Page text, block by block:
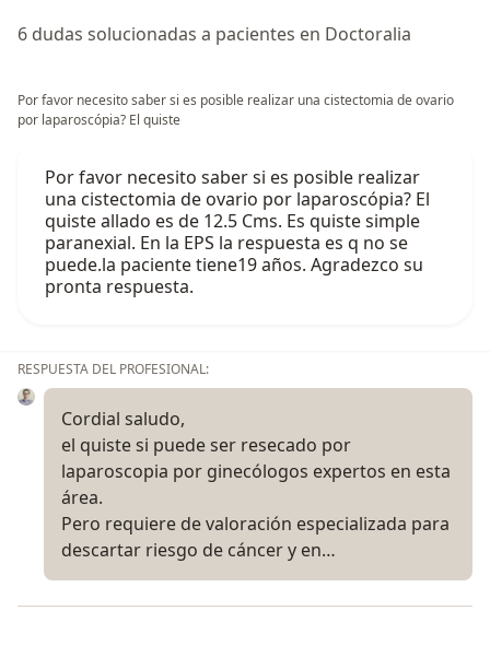
6 dudas solucionadas a pacientes en Doctoralia
Por favor necesito saber si es posible realizar una cistectomia de ovario
por laparoscópia? El quiste
Por favor necesito saber si es posible realizar
una cistectomia de ovario por laparoscópia? El
quiste allado es de 12.5 Cms. Es quiste simple
paranexial. En la EPS la respuesta es q no se
puede.la paciente tiene19 años. Agradezco su
pronta respuesta.
RESPUESTA DEL PROFESIONAL:
Cordial saludo,
el quiste si puede ser resecado por
laparoscopia por ginecólogos expertos en esta
área.
Pero requiere de valoración especializada para
descartar riesgo de cáncer y en…